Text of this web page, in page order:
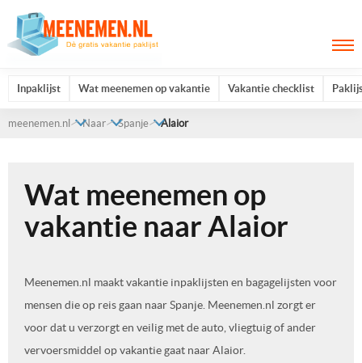
Inpaklijst Wat meenemen op vakantie Vakantie checklist
meenemen.nl Naar Spanje Alaior
Wat meenemen op
vakantie naar Alaior
Meenemen.nl maakt vakantie inpaklijsten en bagagelijsten voor
mensen die op reis gaan naar Spanje. Meenemen.nl zorgt er
voor dat u verzorgt en veilig met de auto, vliegtuig of ander
vervoersmiddel op vakantie gaat naar Alaior.